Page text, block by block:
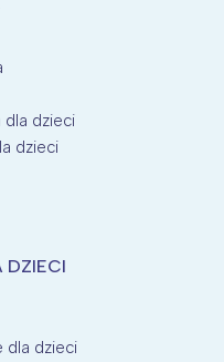
dla dzieci
dzieci
DZIECI
dla dzieci